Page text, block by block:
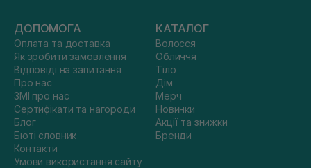
ДОПОМОГА
Оплата та доставка
Як зробити замовлення
Відповіді на запитання
Про нас
ЗМІ про нас
Сертифікати та нагороди
Блог
Бюті словник
Контакти
Умови використання сайту
КАТАЛОГ
Волосся
Обличчя
Тіло
Дім
Мерч
Новинки
Акції та знижки
Бренди